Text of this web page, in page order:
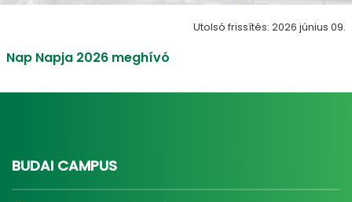
Utolsó frissítés: 2026 június 09.
Nap Napja 2026 meghívó
BUDAI CAMPUS